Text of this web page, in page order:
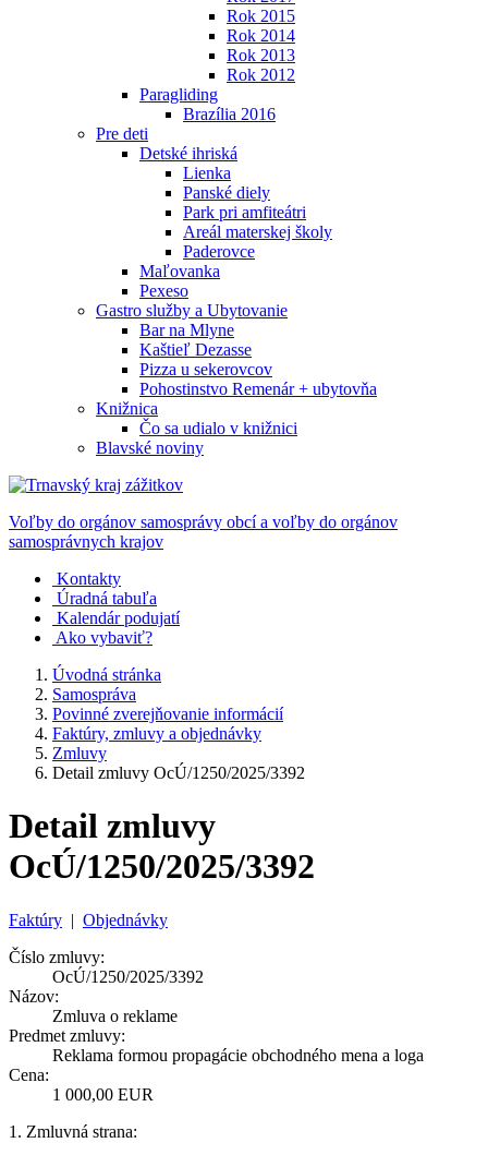
Rok 2015
Rok 2014
Rok 2013
Rok 2012
Paragliding
Brazília 2016
Pre deti
Detské ihriská
Lienka
Panské diely
Park pri amfiteátri
Areál materskej školy
Paderovce
Maľovanka
Pexeso
Gastro služby a Ubytovanie
Bar na Mlyne
Kaštieľ Dezasse
Pizza u sekerovcov
Pohostinstvo Remenár + ubytovňa
Knižnica
Čo sa udialo v knižnici
Blavské noviny
Voľby do orgánov samosprávy obcí a voľby do orgánov
samosprávnych krajov
Kontakty
Úradná tabuľa
Kalendár podujatí
Ako vybaviť?
Úvodná stránka
Samospráva
Povinné zverejňovanie informácií
Faktúry, zmluvy a objednávky
Zmluvy
Detail zmluvy OcÚ/1250/2025/3392
Detail zmluvy
OcÚ/1250/2025/3392
Faktúry | Objednávky
Číslo zmluvy:
OcÚ/1250/2025/3392
Názov:
Zmluva o reklame
Predmet zmluvy:
Reklama formou propagácie obchodného mena a loga
Cena:
1 000,00 EUR
1. Zmluvná strana: